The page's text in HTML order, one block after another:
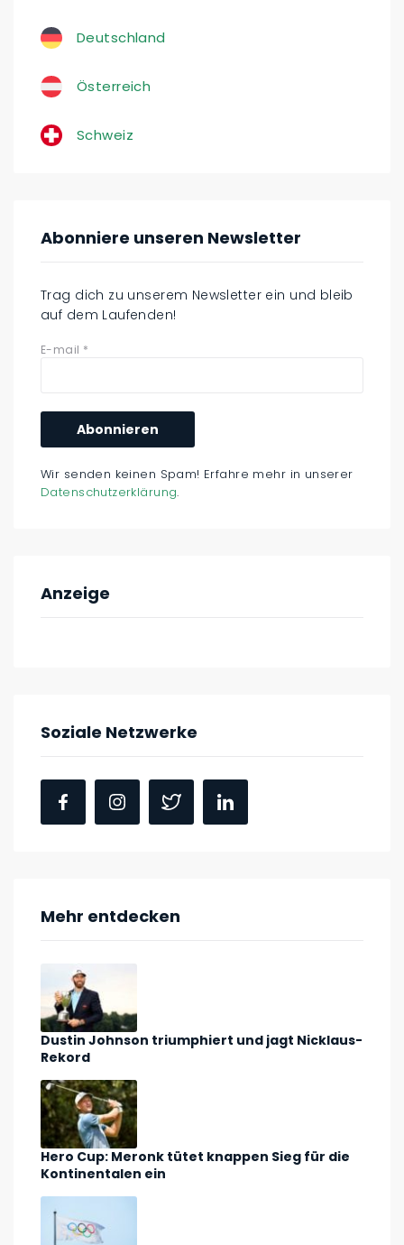
Deutschland
Österreich
Schweiz
Abonniere unseren Newsletter
Trag dich zu unserem Newsletter ein und bleib
auf dem Laufenden!
E-mail *
Wir senden keinen Spam! Erfahre mehr in unserer
Datenschutzerklärung.
Anzeige
Soziale Netzwerke
Mehr entdecken
Dustin Johnson triumphiert und jagt Nicklaus-
Rekord
Hero Cup: Meronk tütet knappen Sieg für die
Kontinentalen ein